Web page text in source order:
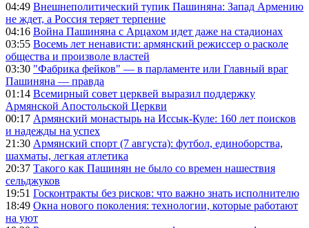
04:49 Внешнеполитический тупик Пашиняна: Запад Армению
не ждет, а Россия теряет терпение
04:16 Война Пашиняна с Арцахом идет даже на стадионах
03:55 Восемь лет ненависти: армянский режиссер о расколе
общества и произволе властей
03:30 "Фабрика фейков" — в парламенте или Главный враг
Пашиняна — правда
01:14 Всемирный совет церквей выразил поддержку
Армянской Апостольской Церкви
00:17 Армянский монастырь на Иссык-Куле: 160 лет поисков
и надежды на успех
21:30 Армянский спорт (7 августа): футбол, единоборства,
шахматы, легкая атлетика
20:37 Такого как Пашинян не было со времен нашествия
сельджуков
19:51 Госконтракты без рисков: что важно знать исполнителю
18:49 Окна нового поколения: технологии, которые работают
на уют